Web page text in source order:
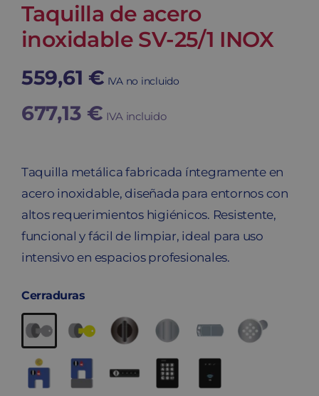
Taquilla de acero
inoxidable SV-25/1 INOX
559,61 € IVA no incluido
677,13 € IVA incluido
Taquilla metálica fabricada íntegramente en
acero inoxidable, diseñada para entornos con
altos requerimientos higiénicos. Resistente,
funcional y fácil de limpiar, ideal para uso
intensivo en espacios profesionales.
Cerraduras